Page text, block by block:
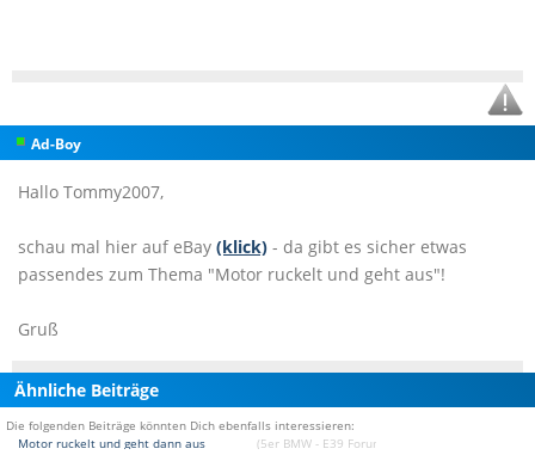
Ad-Boy
Hallo Tommy2007,
schau mal hier auf eBay (klick) - da gibt es sicher etwas
passendes zum Thema "Motor ruckelt und geht aus"!
Gruß
Ähnliche Beiträge
Die folgenden Beiträge könnten Dich ebenfalls interessieren:
Motor ruckelt und geht dann aus
(5er BMW - E39 Forum)